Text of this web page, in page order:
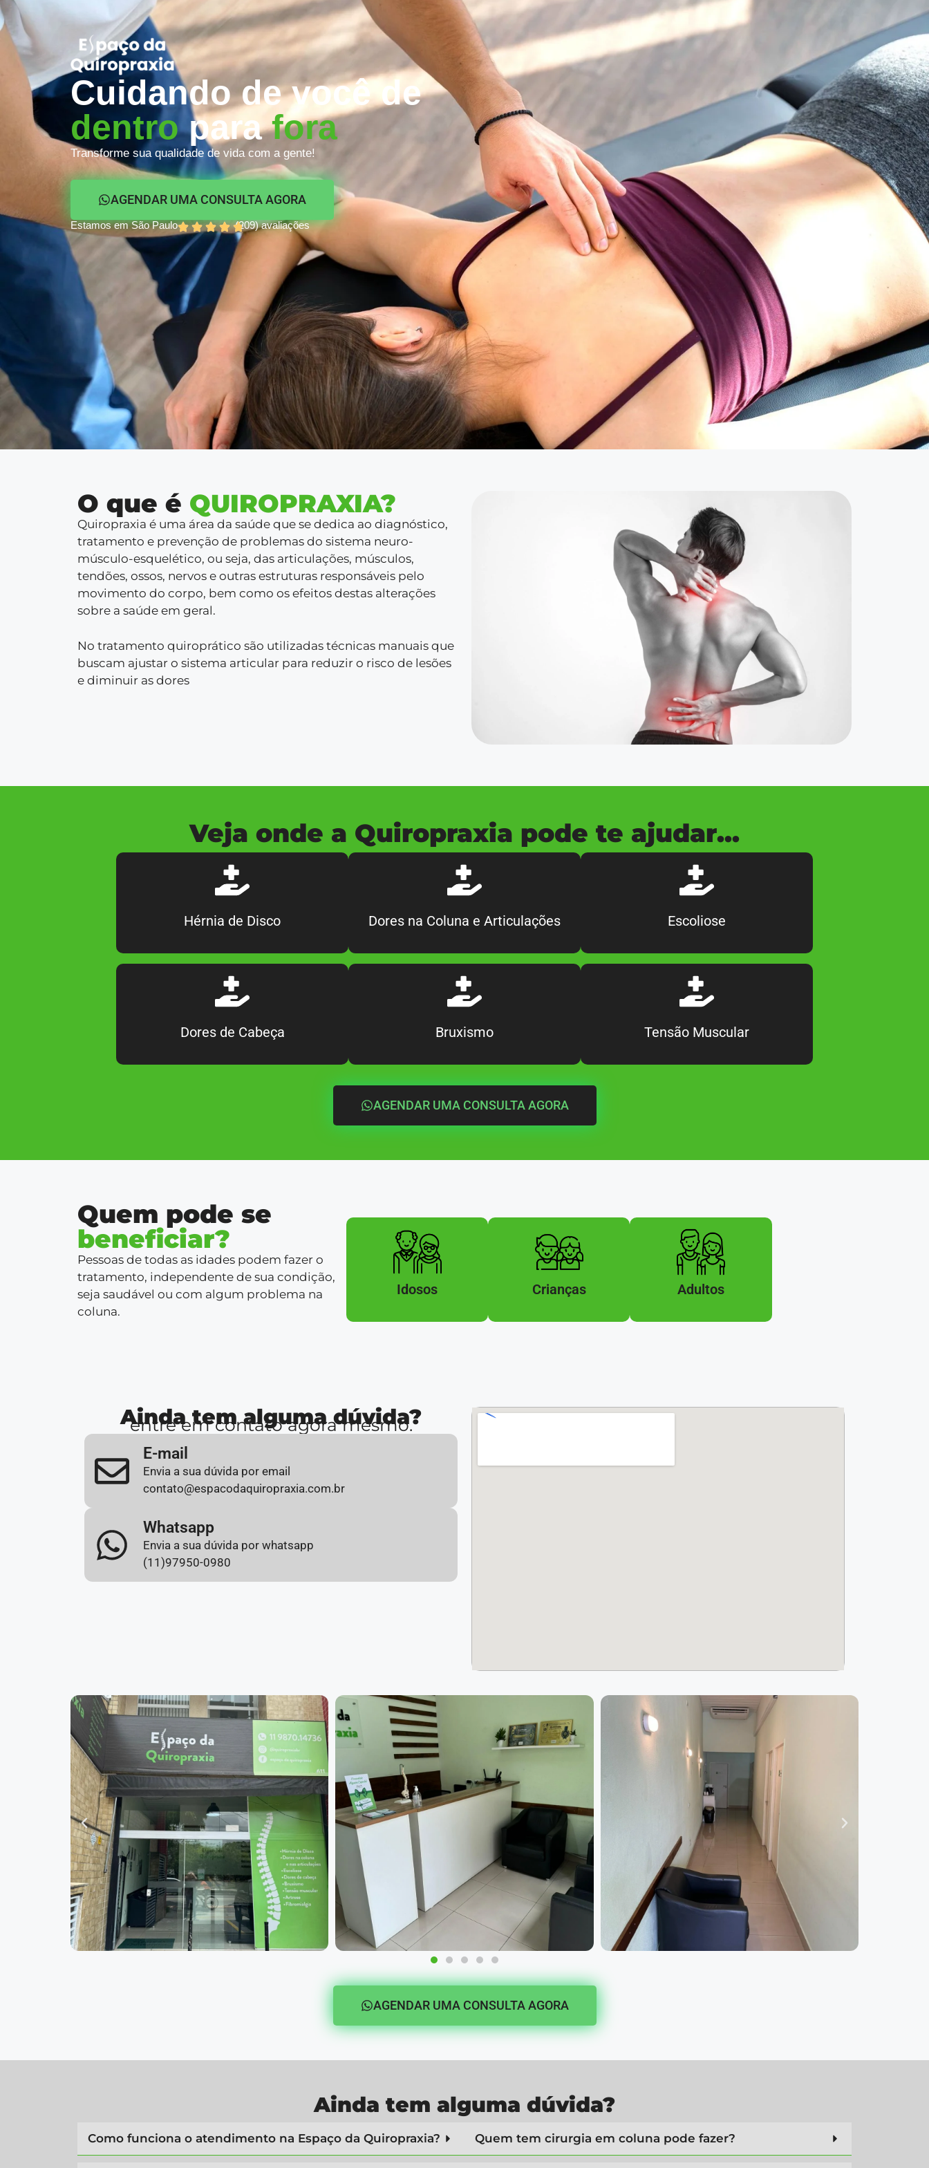
Cuidando de você de
dentroparafora
Transforme sua qualidade de vida com a gente!
AGENDAR UMA CONSULTA AGORA
Estamos em São Paulo (209) avaliações
O que é QUIROPRAXIA?
Quiropraxia é uma área da saúde que se dedica ao diagnóstico,
tratamento e prevenção de problemas do sistema neuro-
músculo-esquelético, ou seja, das articulações, músculos,
tendões, ossos, nervos e outras estruturas responsáveis pelo
movimento do corpo, bem como os efeitos destas alterações
sobre a saúde em geral.
No tratamento quiroprático são utilizadas técnicas manuais que
buscam ajustar o sistema articular para reduzir o risco de lesões
e diminuir as dores
Veja onde a Quiropraxia pode te ajudar...
Hérnia de Disco Dores na Coluna e Articulações Escoliose
Dores de Cabeça Bruxismo Tensão Muscular
AGENDAR UMA CONSULTA AGORA
Quem pode se
beneficiar?
Pessoas de todas as idades podem fazer o
tratamento, independente de sua condição,
seja saudável ou com algum problema na
coluna.
Idosos Crianças Adultos
Ainda tem alguma dúvida?
entre em contato agora mesmo.
E-mail
Envia a sua dúvida por email
contato@espacodaquiropraxia.com.br
Whatsapp
Envia a sua dúvida por whatsapp
(11)97950-0980
AGENDAR UMA CONSULTA AGORA
Ainda tem alguma dúvida?
Como funciona o atendimento na Espaço da Quiropraxia? Quem tem cirurgia em coluna pode fazer?